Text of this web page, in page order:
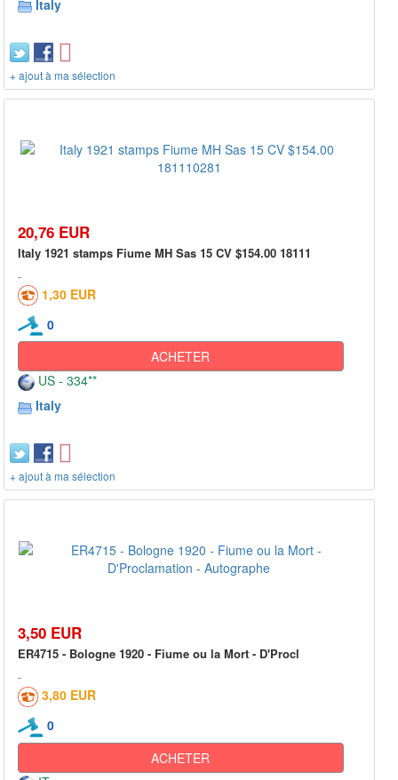
Italy
+ ajout à ma sélection
20,76 EUR
Italy 1921 stamps Fiume MH Sas 15 CV $154.00 18111
1,30 EUR
0
ACHETER
US - 334**
Italy
+ ajout à ma sélection
3,50 EUR
ER4715 - Bologne 1920 - Fiume ou la Mort - D'Procl
3,80 EUR
0
ACHETER